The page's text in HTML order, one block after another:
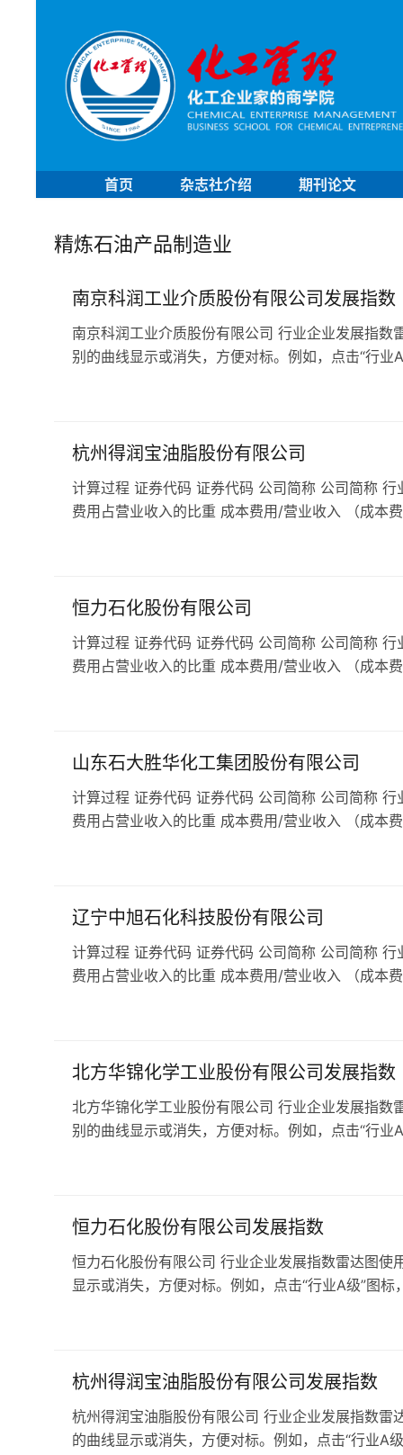
首页 杂志社介绍 期刊论文
精炼石油产品制造业
南京科润工业介质股份有限公司发展指数
南京科润工业介质股份有限公司 行业企业发展指
别的曲线显示或消失，方便对标。例如，点击“行业
杭州得润宝油脂股份有限公司
计算过程 证券代码 证券代码 公司简称 公司简称
费用占营业收入的比重 成本费用/营业收入 （成本
恒力石化股份有限公司
计算过程 证券代码 证券代码 公司简称 公司简称
费用占营业收入的比重 成本费用/营业收入 （成本
山东石大胜华化工集团股份有限公司
计算过程 证券代码 证券代码 公司简称 公司简称
费用占营业收入的比重 成本费用/营业收入 （成本
辽宁中旭石化科技股份有限公司
计算过程 证券代码 证券代码 公司简称 公司简称
费用占营业收入的比重 成本费用/营业收入 （成本
北方华锦化学工业股份有限公司发展指数
北方华锦化学工业股份有限公司 行业企业发展指数
别的曲线显示或消失，方便对标。例如，点击“行业
恒力石化股份有限公司发展指数
恒力石化股份有限公司 行业企业发展指数雷达图使
显示或消失，方便对标。例如，点击“行业A级”图
杭州得润宝油脂股份有限公司发展指数
杭州得润宝油脂股份有限公司 行业企业发展指数雷
的曲线显示或消失，方便对标。例如，点击“行业A